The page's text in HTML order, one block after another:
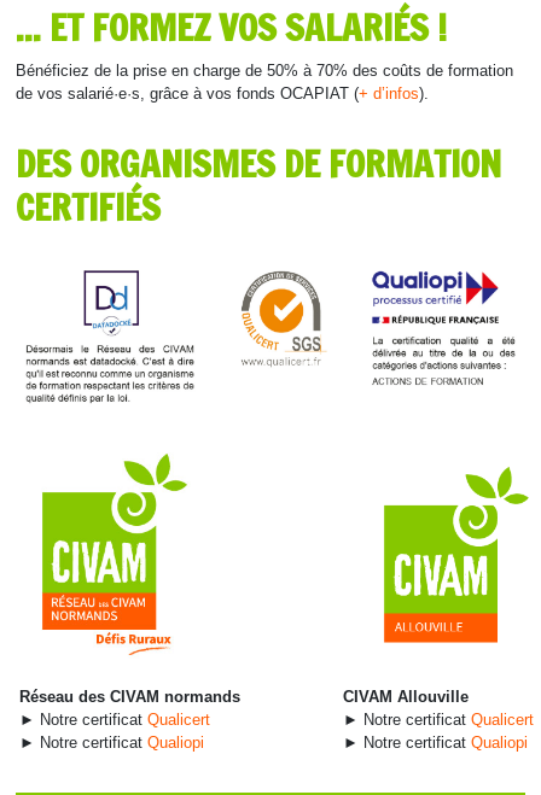
... ET FORMEZ VOS SALARIÉS !
Bénéficiez de la prise en charge de 50% à 70% des coûts de formation
de vos salarié·e·s, grâce à vos fonds OCAPIAT (+ d’infos‍‍).
DES ORGANISMES DE FORMATION
CERTIFIÉS
Réseau des CIVAM normands
► Notre certificat Qualicert
► Notre certificat Qualiopi
CIVAM Allouville
► Notre certificat Qualicert
► Notre certificat Qualiopi